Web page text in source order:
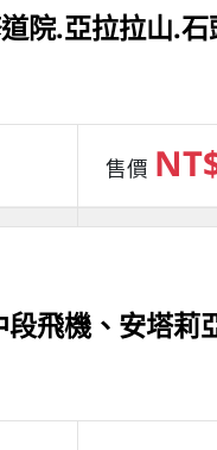
院.亞拉拉山.
售價
飛機、安塔莉